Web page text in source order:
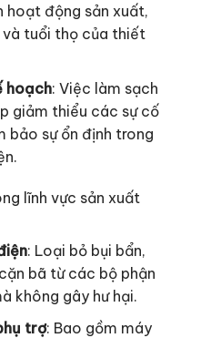
hoạt động sản xuất,
và tuổi thọ của thiết
hoạch: Việc làm sạch
giảm thiểu các sự cố
bảo sự ổn định trong
lĩnh vực sản xuất
: Loại bỏ bụi bẩn,
bã từ các bộ phận
không gây hư hại.
trợ: Bao gồm máy